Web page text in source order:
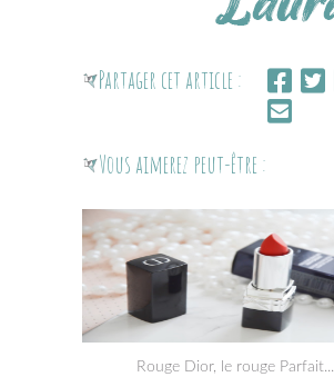
Partager cet article :
Vous aimerez peut-être :
Rouge Dior, le rouge Parfait...